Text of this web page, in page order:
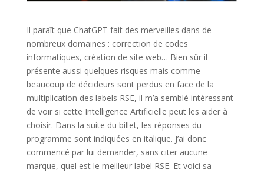
Il paraît que ChatGPT fait des merveilles dans de
nombreux domaines : correction de codes
informatiques, création de site web… Bien sûr il
présente aussi quelques risques mais comme
beaucoup de décideurs sont perdus en face de la
multiplication des labels RSE, il m’a semblé intéressant
de voir si cette Intelligence Artificielle peut les aider à
choisir. Dans la suite du billet, les réponses du
programme sont indiquées en italique. J’ai donc
commencé par lui demander, sans citer aucune
marque, quel est le meilleur label RSE. Et voici sa